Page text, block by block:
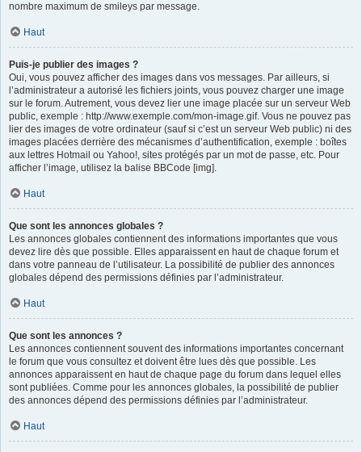
nombre maximum de smileys par message.
Haut
Puis-je publier des images ?
Oui, vous pouvez afficher des images dans vos messages. Par ailleurs, si
l’administrateur a autorisé les fichiers joints, vous pouvez charger une image
sur le forum. Autrement, vous devez lier une image placée sur un serveur Web
public, exemple : http://www.exemple.com/mon-image.gif. Vous ne pouvez pas
lier des images de votre ordinateur (sauf si c’est un serveur Web public) ni des
images placées derrière des mécanismes d’authentification, exemple : boîtes
aux lettres Hotmail ou Yahoo!, sites protégés par un mot de passe, etc. Pour
afficher l’image, utilisez la balise BBCode [img].
Haut
Que sont les annonces globales ?
Les annonces globales contiennent des informations importantes que vous
devez lire dès que possible. Elles apparaissent en haut de chaque forum et
dans votre panneau de l’utilisateur. La possibilité de publier des annonces
globales dépend des permissions définies par l’administrateur.
Haut
Que sont les annonces ?
Les annonces contiennent souvent des informations importantes concernant
le forum que vous consultez et doivent être lues dès que possible. Les
annonces apparaissent en haut de chaque page du forum dans lequel elles
sont publiées. Comme pour les annonces globales, la possibilité de publier
des annonces dépend des permissions définies par l’administrateur.
Haut